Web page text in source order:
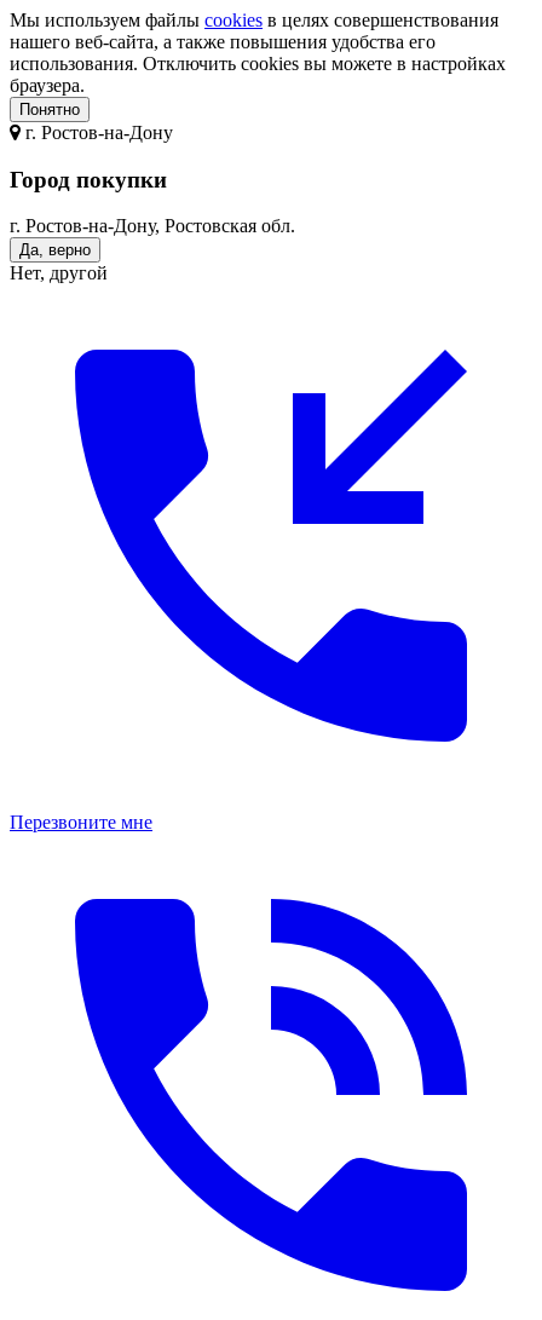
Мы используем файлы cookies в целях совершенствования
нашего веб-сайта, а также повышения удобства его
использования. Отключить cookies вы можете в настройках
браузера.
Понятно
г. Ростов-на-Дону
Город покупки
г. Ростов-на-Дону, Ростовская обл.
Да, верно
Нет, другой
Перезвоните мне